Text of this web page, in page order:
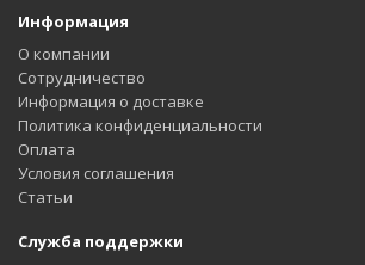
Информация
О компании
Сотрудничество
Информация о доставке
Политика конфиденциальности
Оплата
Условия соглашения
Статьи
Служба поддержки